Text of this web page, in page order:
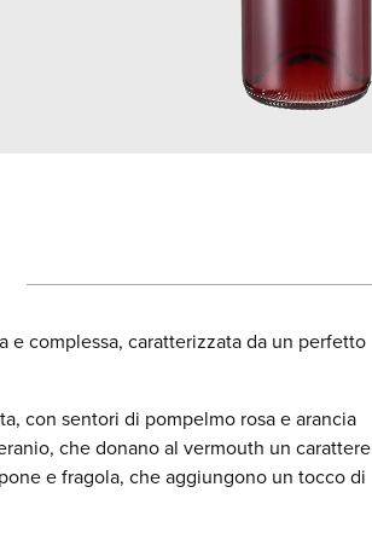
e complessa, caratterizzata da un perfetto
con sentori di pompelmo rosa e arancia
che donano al vermouth un carattere
e fragola, che aggiungono un tocco di